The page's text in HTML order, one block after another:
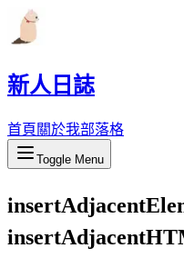
新人日誌
首頁 關於我部落格
Toggle Menu